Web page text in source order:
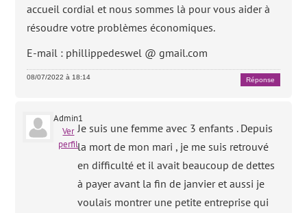
accueil cordial et nous sommes là pour vous aider à
résoudre votre problèmes économiques.
E-mail : phillippedeswel @ gmail.com
08/07/2022 à 18:14 Réponse
Admin1
Ver
perfil
Je suis une femme avec 3 enfants . Depuis
la mort de mon mari , je me suis retrouvé
en difficulté et il avait beaucoup de dettes
à payer avant la fin de janvier et aussi je
voulais montrer une petite entreprise qui